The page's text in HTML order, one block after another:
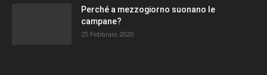
Perché a mezzogiorno suonano le
campane?
25 Febbraio 2020